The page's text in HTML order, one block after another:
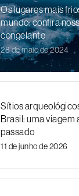
Os lugares mais
mundo: confira
congelante
28 de maio de 2024
Sítios
Brasil: uma viagem
passado
11 de junho de 2026